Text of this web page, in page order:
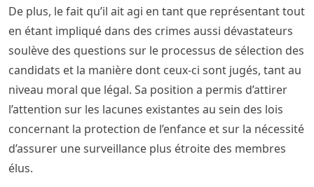
De plus, le fait qu’il ait agi en tant que représentant tout
en étant impliqué dans des crimes aussi dévastateurs
soulève des questions sur le processus de sélection des
candidats et la manière dont ceux-ci sont jugés, tant au
niveau moral que légal. Sa position a permis d’attirer
l’attention sur les lacunes existantes au sein des lois
concernant la protection de l’enfance et sur la nécessité
d’assurer une surveillance plus étroite des membres
élus.